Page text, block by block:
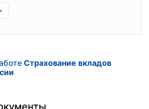
»
Страхование вкладов